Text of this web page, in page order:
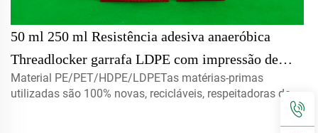
50 ml 250 ml Resistência adesiva anaeróbica
Threadlocker garrafa LDPE com impressão de
logotipo para uso químico selo tipo PE material
Material PE/PET/HDPE/LDPETas matérias-primas
utilizadas são 100% novas, recicláveis, respeitadoras do